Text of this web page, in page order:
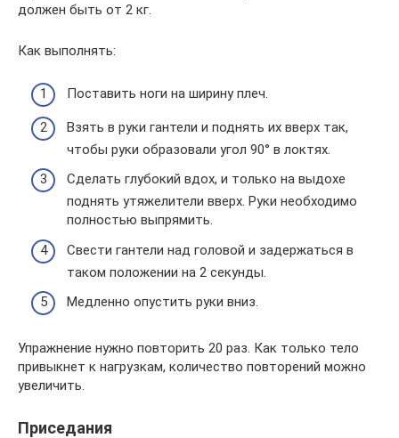
должен быть от 2 кг.
Как выполнять:
Поставить ноги на ширину плеч.
Взять в руки гантели и поднять их вверх так,
чтобы руки образовали угол 90° в локтях.
Сделать глубокий вдох, и только на выдохе
поднять утяжелители вверх. Руки необходимо
полностью выпрямить.
Свести гантели над головой и задержаться в
таком положении на 2 секунды.
Медленно опустить руки вниз.
Упражнение нужно повторить 20 раз. Как только тело
привыкнет к нагрузкам, количество повторений можно
увеличить.
Приседания